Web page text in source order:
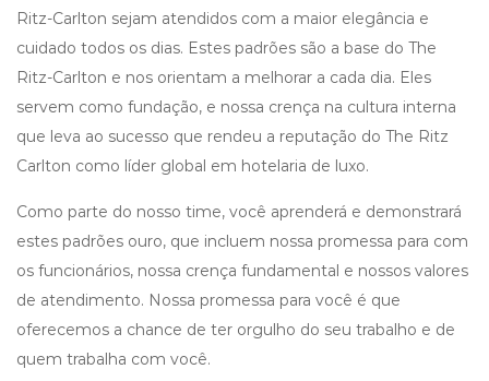
Ritz-Carlton sejam atendidos com a maior elegância e
cuidado todos os dias. Estes padrões são a base do The
Ritz-Carlton e nos orientam a melhorar a cada dia. Eles
servem como fundação, e nossa crença na cultura interna
que leva ao sucesso que rendeu a reputação do The Ritz
Carlton como líder global em hotelaria de luxo.
Como parte do nosso time, você aprenderá e demonstrará
estes padrões ouro, que incluem nossa promessa para com
os funcionários, nossa crença fundamental e nossos valores
de atendimento. Nossa promessa para você é que
oferecemos a chance de ter orgulho do seu trabalho e de
quem trabalha com você.